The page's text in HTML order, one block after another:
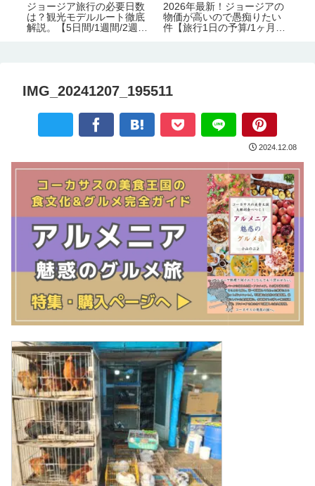
ジョージア旅行の必要日数
は？観光モデルルート徹底
解説。【5日間/1週間/2週
2026年最新！ジョージアの
物価が高いので愚痴りたい
件【旅行1日の予算/1ヶ月の
IMG_20241207_195511
2024.12.08